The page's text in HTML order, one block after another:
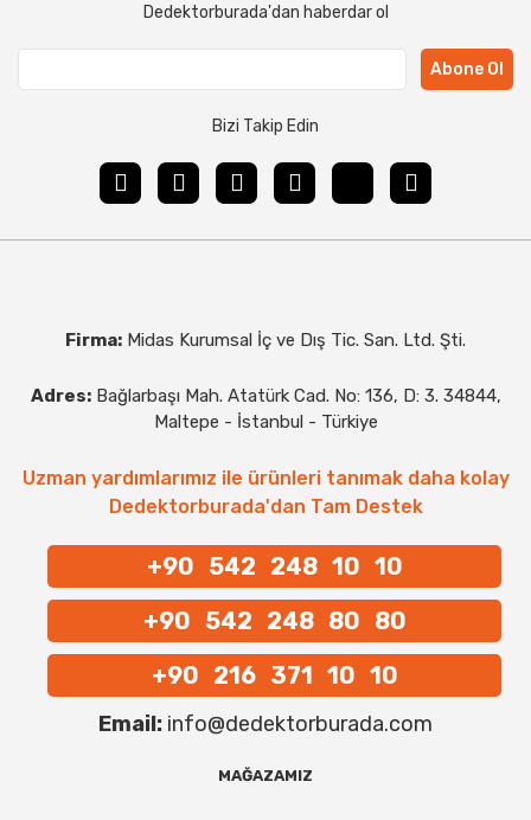
Dedektorburada'dan haberdar ol
Abone Ol
Bizi Takip Edin
Firma: Midas Kurumsal İç ve Dış Tic. San. Ltd. Şti.
Adres: Bağlarbaşı Mah. Atatürk Cad. No: 136, D: 3. 34844,
Maltepe - İstanbul - Türkiye
Uzman yardımlarımız ile ürünleri tanımak daha kolay
Dedektorburada'dan Tam Destek
+90 542 248 10 10
+90 542 248 80 80
+90 216 371 10 10
Email: info@dedektorburada.com
MAĞAZAMIZ